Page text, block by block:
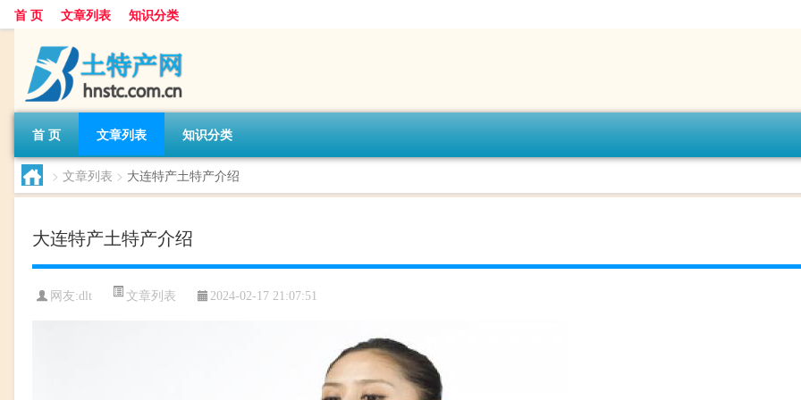
首 页 文章列表 知识分类
首 页 文章列表 知识分类
> 文章列表 > 大连特产土特产介绍
大连特产土特产介绍
网友:dlt 文章列表 2024-02-17 21:07:51